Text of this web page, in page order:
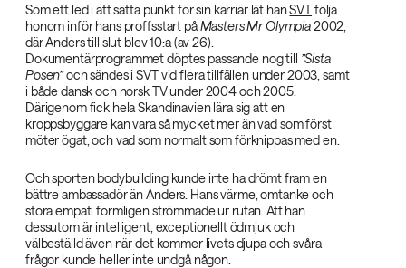
Som ett led i att sätta punkt för sin karriär lät hanSVTfölja
honom inför hans proffsstart påMasters Mr Olympia2002,
där Anders till slut blev 10:a (av 26).
Dokumentärprogrammet döptes passande nog till ”Sista
Posen”och sändes i SVT vid flera tillfällen under 2003, samt
i både dansk och norsk TV under 2004 och 2005.
Därigenom fick hela Skandinavien lära sig att en
kroppsbyggare kan vara så mycket mer än vad som först
möter ögat, och vad som normalt som förknippas med en.
Och sporten bodybuilding kunde inte ha drömt fram en
bättre ambassadör än Anders. Hans värme, omtanke och
stora empati formligen strömmade ur rutan. Att han
dessutom är intelligent, exceptionellt ödmjuk och
välbeställd även när det kommer livets djupa och svåra
frågor kunde heller inte undgå någon.